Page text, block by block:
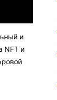
и
NFT и